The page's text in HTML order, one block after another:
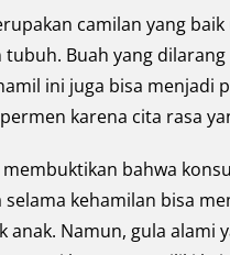
camilan yang
tubuh. Buah yang
ini juga bisa menjadi
karena cita rasa
bahwa
selama kehamilan bisa
anak. Namun, gula alami